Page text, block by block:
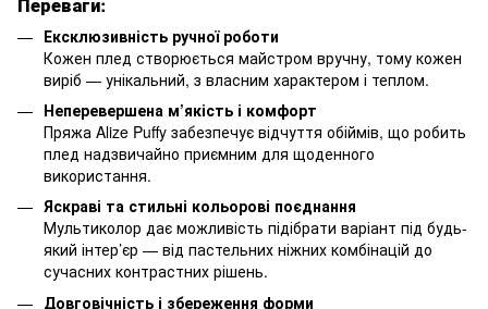
Ексклюзивність ручної роботи
Кожен плед створюється майстром вручну, тому кожен
виріб — унікальний, з власним характером і теплом.
Неперевершена м’якість і комфорт
Пряжа Alize Puffy забезпечує відчуття обіймів, що робить
плед надзвичайно приємним для щоденного
використання.
Яскраві та стильні кольорові поєднання
Мультиколор дає можливість підібрати варіант під будь-
який інтер’єр — від пастельних ніжних комбінацій до
сучасних контрастних рішень.
Довговічність і збереження форми